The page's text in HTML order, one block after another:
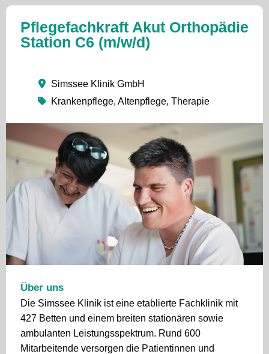
Pflegefachkraft Akut Orthopädie
Station C6 (m/w/d)
Simssee Klinik GmbH
Krankenpflege, Altenpflege, Therapie
Über uns
Die Simssee Klinik ist eine etablierte Fachklinik mit
427 Betten und einem breiten stationären sowie
ambulanten Leistungsspektrum. Rund 600
Mitarbeitende versorgen die Patientinnen und